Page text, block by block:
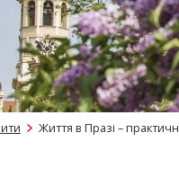
Життя в Празі –